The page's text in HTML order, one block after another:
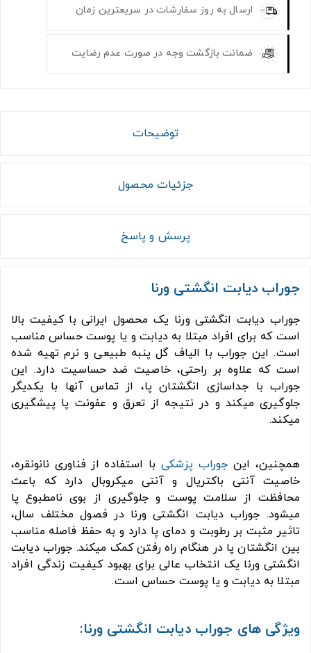
ارسال به روز سفارشات در سریعترین زمان
ضمانت بازگشت وجه در صورت عدم رضایت
توضیحات
جزئیات محصول
پرسش و پاسخ
جوراب دیابت انگشتی ورنا
جوراب دیابت انگشتی ورنا یک محصول ایرانی با کیفیت بالا
است که برای افراد مبتلا به دیابت و یا پوست حساس مناسب
است. این جوراب با الیاف گل پنبه طبیعی و نرم تهیه شده
است که علاوه بر راحتی، خاصیت ضد حساسیت دارد. این
جوراب با جداسازی انگشتان پا، از تماس آنها با یکدیگر
جلوگیری میکند و در نتیجه از تعرق و عفونت پا پیشگیری
میکند.
همچنین، این جوراب پزشکیبا استفاده از فناوری نانونقره،
خاصیت آنتی باکتریال و آنتی میکروبال دارد که باعث
محافظت از سلامت پوست و جلوگیری از بوی نامطبوع پا
میشود. جوراب دیابت انگشتی ورنا در فصول مختلف سال،
تاثیر مثبت بر رطوبت و دمای پا دارد و به حفظ فاصله مناسب
بین انگشتان پا در هنگام راه رفتن کمک میکند. جوراب دیابت
انگشتی ورنا یک انتخاب عالی برای بهبود کیفیت زندگی افراد
مبتلا به دیابت و یا پوست حساس است.
ویژگی های جوراب دیابت انگشتی ورنا: